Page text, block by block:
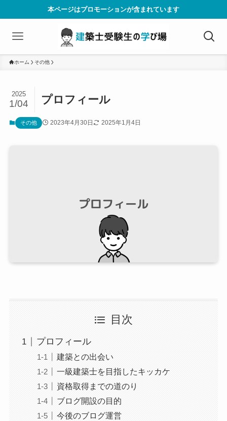
本ページはプロモーションが含まれています
ホーム その他
プロフィール
2025
1/04
その他 2023年4月30日 2025年1月4日
目次
プロフィール
建築との出会い
一級建築士を目指したキッカケ
資格取得までの道のり
ブログ開設の目的
今後のブログ運営